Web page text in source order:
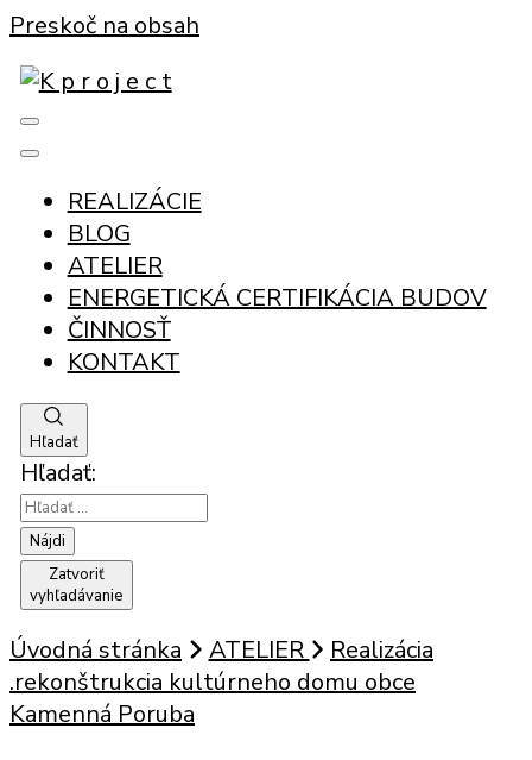
Preskoč na obsah
K p r o j e c t
certifikácia budov
REALIZÁCIE
BLOG
ATELIER
ENERGETICKÁ CERTIFIKÁCIA BUDOV
ČINNOSŤ
KONTAKT
Hľadať
Hľadať:
Zatvoriť
vyhľadávanie
Úvodná stránka ATELIER
Realizácia
.rekonštrukcia kultúrneho domu obce
Kamenná Poruba